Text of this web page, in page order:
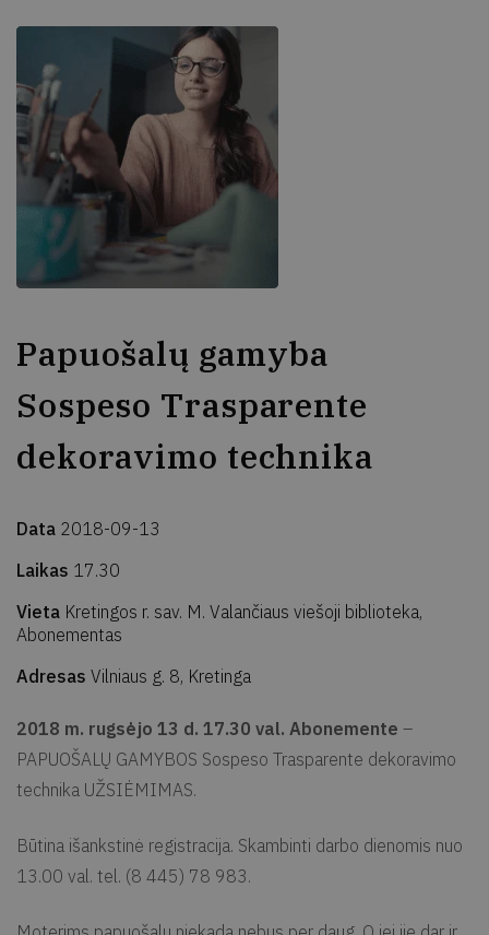
Papuošalų gamyba
Sospeso Trasparente
dekoravimo technika
Data 2018-09-13
Laikas 17.30
Vieta Kretingos r. sav. M. Valančiaus viešoji biblioteka,
Abonementas
Adresas Vilniaus g. 8, Kretinga
2018 m. rugsėjo 13 d. 17.30 val. Abonemente –
PAPUOŠALŲ GAMYBOS Sospeso Trasparente dekoravimo
technika UŽSIĖMIMAS.
Būtina išankstinė registracija. Skambinti darbo dienomis nuo
13.00 val. tel. (8 445) 78 983.